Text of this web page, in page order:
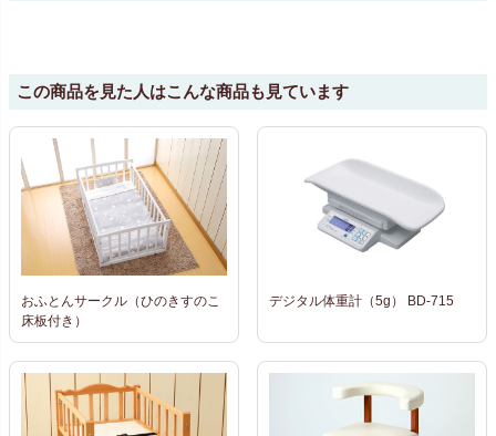
この商品を見た人はこんな商品も見ています
おふとんサークル（ひのきすのこ
床板付き）
デジタル体重計（5g） BD-715